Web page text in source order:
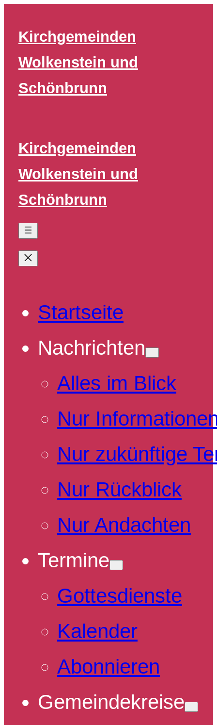
springen
Kirchgemeinden
Wolkenstein und
Schönbrunn
Kirchgemeinden
Wolkenstein und
Schönbrunn
Startseite
Nachrichten
Alles im Blick
Nur
Nur zukünftige
Nur Rückblick
Nur Andachten
Termine
Gottesdienste
Kalender
Abonnieren
Gemeindekreise